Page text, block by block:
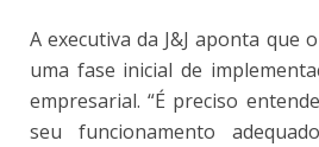
A executiva da J&J aponta que
uma fase inicial de
empresarial. “É preciso
seu funcionamento